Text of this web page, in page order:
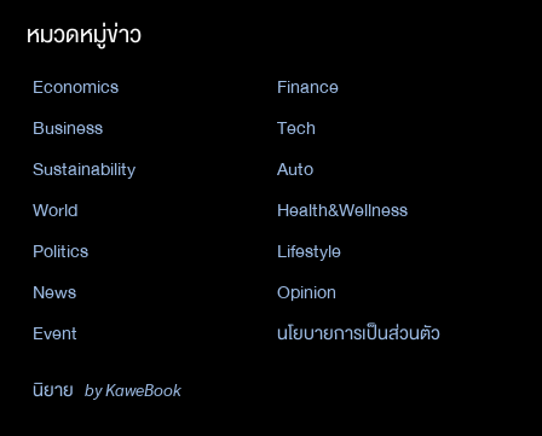
หมวดหมู่ข่าว
Economics
Finance
Business
Tech
Sustainability
Auto
World
Health&Wellness
Politics
Lifestyle
News
Opinion
Event
นโยบายการเป็นส่วนตัว
นิยาย by KaweBook